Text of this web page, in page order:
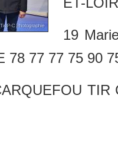
19
78 77 77 75 90